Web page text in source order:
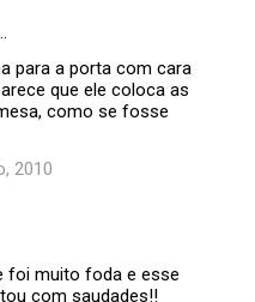
para a porta com cara
que ele coloca as
como se fosse
2010
foi muito foda e esse
com saudades!!